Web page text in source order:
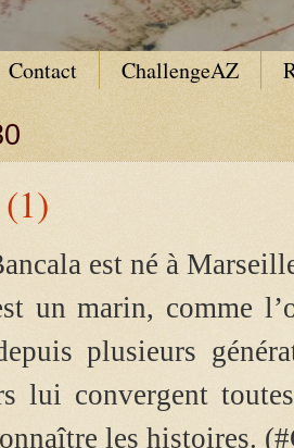
Contact ChallengeAZ
est né à
un marin, comme
plusieurs
lui convergent
les histoires.